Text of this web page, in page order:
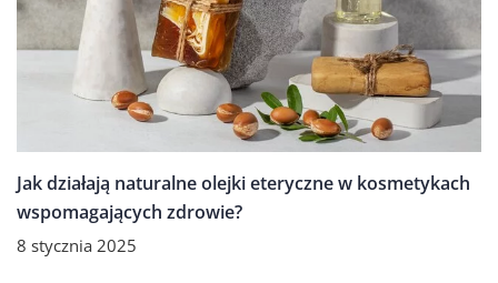
Jak działają naturalne olejki eteryczne w kosmetykach
wspomagających zdrowie?
8 stycznia 2025